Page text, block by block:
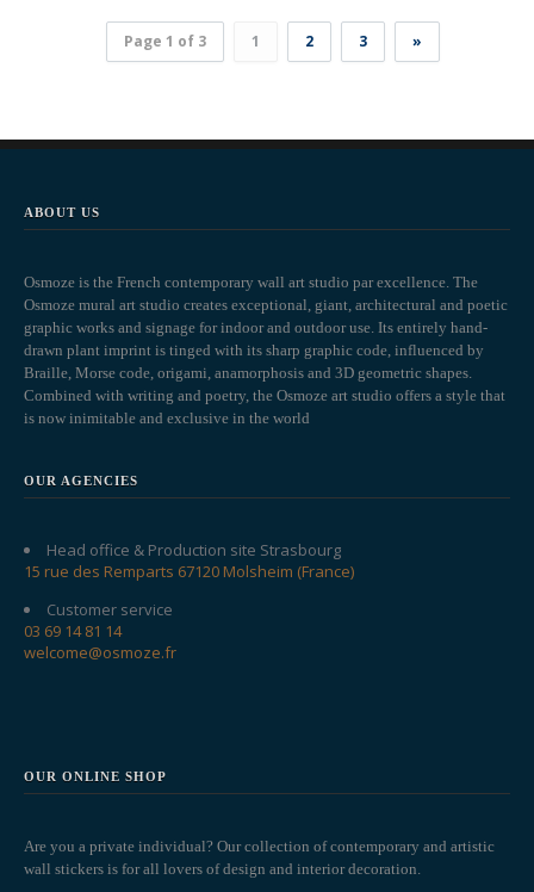
Page 1 of 3 1 2 3 »
ABOUT US
Osmoze is the French contemporary wall art studio par excellence. The
Osmoze mural art studio creates exceptional, giant, architectural and poetic
graphic works and signage for indoor and outdoor use. Its entirely hand-
drawn plant imprint is tinged with its sharp graphic code, influenced by
Braille, Morse code, origami, anamorphosis and 3D geometric shapes.
Combined with writing and poetry, the Osmoze art studio offers a style that
is now inimitable and exclusive in the world
OUR AGENCIES
Head office & Production site Strasbourg
15 rue des Remparts 67120 Molsheim (France)
Customer service
03 69 14 81 14
welcome@osmoze.fr
OUR ONLINE SHOP
Are you a private individual? Our collection of contemporary and artistic
wall stickers is for all lovers of design and interior decoration.